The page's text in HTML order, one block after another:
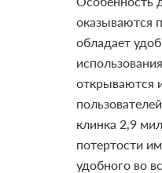
оказываются
обладает
открываются
клинка 2,9
потертости
удобного во